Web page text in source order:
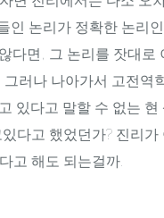
인 논리가 정확한 논리
다면, 그 논리를 잣대로
러나 나아가서 고전역
있다고 말할 수 없는 현
다고 했었던가? 진리가
고 해도 되는걸까.